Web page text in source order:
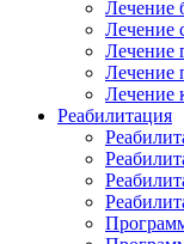
Лечение
Лечение
Лечение
Лечение
Лечение
Реабилитация